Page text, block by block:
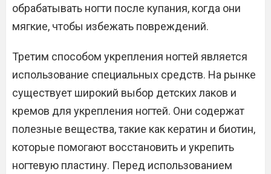
обрабатывать ногти после купания, когда они
мягкие, чтобы избежать повреждений.
Третим способом укрепления ногтей является
использование специальных средств. На рынке
существует широкий выбор детских лаков и
кремов для укрепления ногтей. Они содержат
полезные вещества, такие как кератин и биотин,
которые помогают восстановить и укрепить
ногтевую пластину. Перед использованием